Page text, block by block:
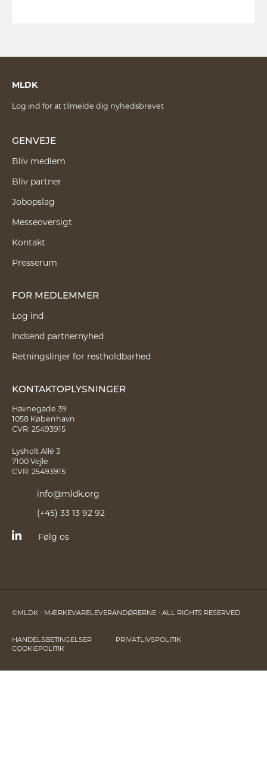
MLDK
Log ind for at tilmelde dig nyhedsbrevet
GENVEJE
Bliv medlem
Bliv partner
Jobopslag
Messeoversigt
Kontakt
Presserum
FOR MEDLEMMER
Log ind
Indsend partnernyhed
Retningslinjer for restholdbarhed
KONTAKTOPLYSNINGER
Havnegade 39
1058 København
CVR: 25493915
Lysholt Allé 3
7100 Vejle
CVR: 25493915
info@mldk.org
(+45) 33 13 92 92
Følg os
©MLDK - MÆRKEVARELEVERANDØRERNE - ALL RIGHTS RESERVED
HANDELSBETINGELSER
PRIVATLIVSPOLITIK
COOKIEPOLITIK